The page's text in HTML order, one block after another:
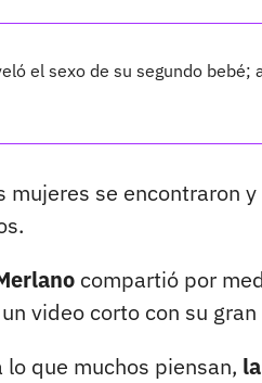
el sexo de su segundo bebé;
mujeres se encontraron
compartió por
video corto con su
que muchos piensan,